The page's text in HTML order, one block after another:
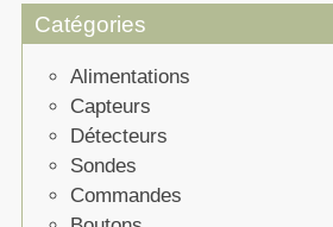
Catégories
Alimentations
Capteurs
Détecteurs
Sondes
Commandes